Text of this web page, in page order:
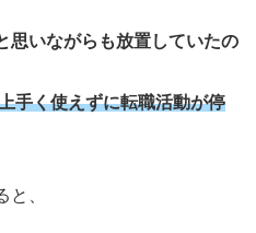
思いながらも放置していたの
手く使えずに転職活動が停
、